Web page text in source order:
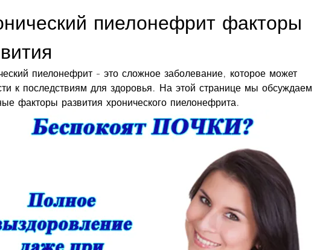
пиелонефрит факторы
пиелонефрит - это сложное заболевание, которое может
к последствиям для здоровья. На этой странице мы обсуждаем
факторы развития хронического пиелонефрита.